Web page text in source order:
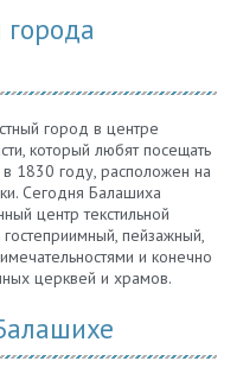
города
город в центре
который любят посещать
в 1830 году, расположен на
Сегодня Балашиха
центр текстильной
пейзажный,
и конечно
церквей и храмов.